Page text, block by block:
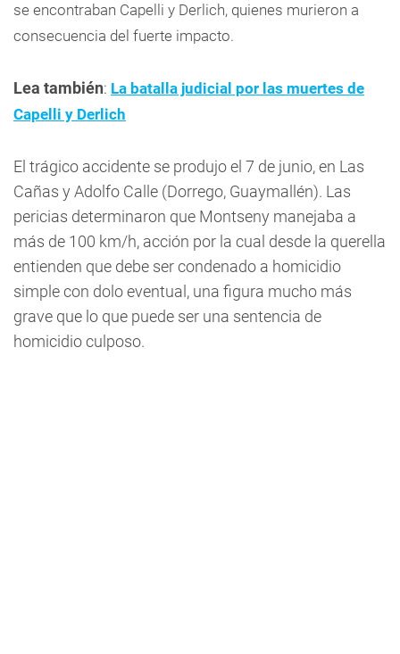
se encontraban Capelli y Derlich, quienes murieron a
consecuencia del fuerte impacto.
Lea también: La batalla judicial por las muertes de
Capelli y Derlich
El trágico accidente se produjo el 7 de junio, en Las
Cañas y Adolfo Calle (Dorrego, Guaymallén). Las
pericias determinaron que Montseny manejaba a
más de 100 km/h, acción por la cual desde la querella
entienden que debe ser condenado a homicidio
simple con dolo eventual, una figura mucho más
grave que lo que puede ser una sentencia de
homicidio culposo.